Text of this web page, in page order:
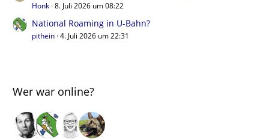
Honk 8. Juli 2026 um 08:22
National Roaming in U-Bahn?
pithein 4. Juli 2026 um 22:31
Wer war online?